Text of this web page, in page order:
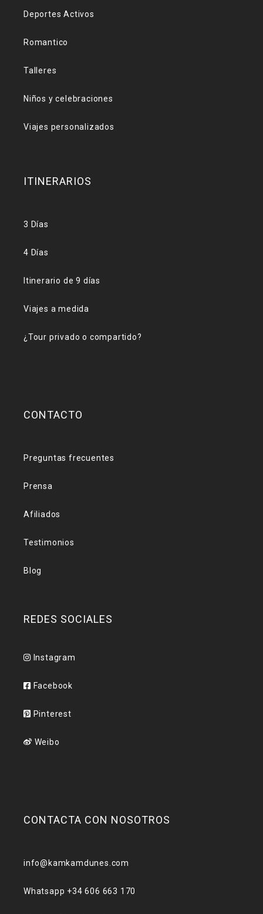
Deportes Activos
Romantico
Talleres
Niños y celebraciones
Viajes personalizados
ITINERARIOS
3 Días
4 Días
Itinerario de 9 días
Viajes a medida
¿Tour privado o compartido?
CONTACTO
Preguntas frecuentes
Prensa
Afiliados
Testimonios
Blog
REDES SOCIALES
Instagram
Facebook
Pinterest
Weibo
CONTACTA CON NOSOTROS
info@kamkamdunes.com
Whatsapp +34 606 663 170